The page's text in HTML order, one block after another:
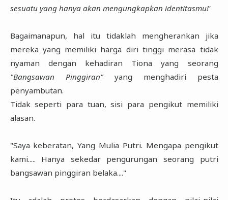
sesuatu yang hanya akan mengungkapkan identitasmu!'
Bagaimanapun, hal itu tidaklah mengherankan jika
mereka yang memiliki harga diri tinggi merasa tidak
nyaman dengan kehadiran Tiona yang seorang
"Bangsawan Pinggiran"yang menghadiri pesta
penyambutan.
Tidak seperti para tuan, sisi para pengikut memiliki
alasan.
"Saya keberatan, Yang Mulia Putri. Mengapa pengikut
kami..... Hanya sekedar pengurungan seorang putri
bangsawan pinggiran belaka...."